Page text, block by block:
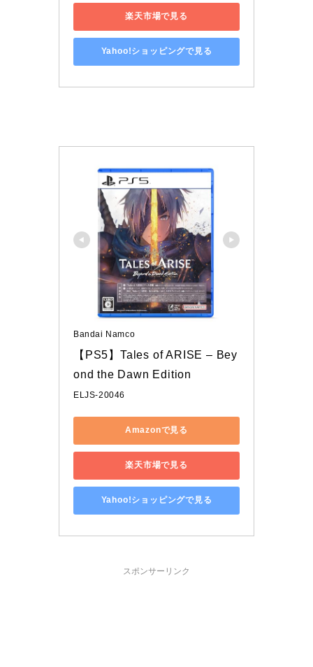
楽天市場で見る
Yahoo!ショッピングで見る
Bandai Namco
【PS5】Tales of ARISE – Bey
ond the Dawn Edition
ELJS-20046
Amazonで見る
楽天市場で見る
Yahoo!ショッピングで見る
スポンサーリンク